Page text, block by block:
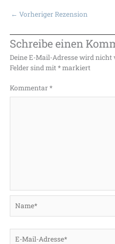
← Vorheriger Rezension
Schreibe einen
Deine E-Mail-Adresse wird
Felder sind mit*markiert
Kommentar*